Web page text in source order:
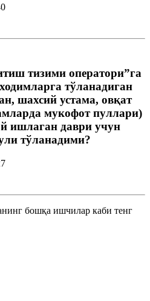
тизими оператори”га
тўланадиган
шахсий устама, овқат
мукофот пуллари)
ишлаган даври учун
тўланадими?
бошқа ишчилар каби тенг